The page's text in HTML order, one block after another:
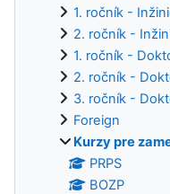
1. ročník -
2. ročník -
1. ročník -
2. ročník -
3. ročník -
Foreign
Kurzy pre
PRPS
BOZP